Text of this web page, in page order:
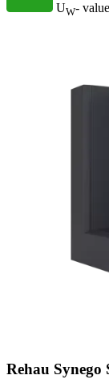
UW- value
Rehau Synego